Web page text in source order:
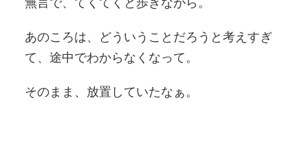
無言で、てくてくと歩きながら。
あのころは、どういうことだろうと考えすぎ
て、途中でわからなくなって。
そのまま、放置していたなぁ。